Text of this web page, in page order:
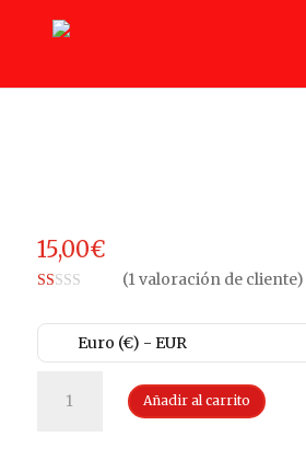
15,00€
ra
co
(1valoración de cliente)
Euro (€) - EUR
Witt:
Añadir al carrito